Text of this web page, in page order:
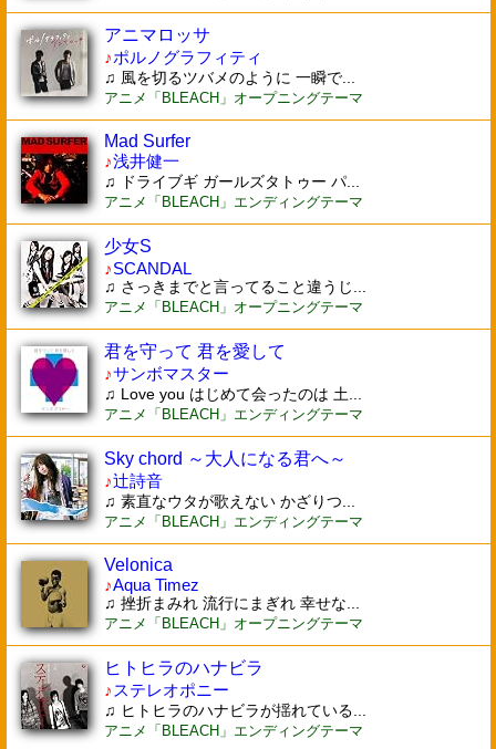
アニマロッサ
♪ポルノグラフィティ
♫ 風を切るツバメのように 一瞬で...
アニメ「BLEACH」オープニングテーマ
Mad Surfer
♪浅井健一
♫ ドライブギ ガールズタトゥー パ...
アニメ「BLEACH」エンディングテーマ
少女S
♪SCANDAL
♫ さっきまでと言ってること違うじ...
アニメ「BLEACH」オープニングテーマ
君を守って 君を愛して
♪サンボマスター
♫ Love you はじめて会ったのは 土...
アニメ「BLEACH」エンディングテーマ
Sky chord ～大人になる君へ～
♪辻詩音
♫ 素直なウタが歌えない かざりつ...
アニメ「BLEACH」エンディングテーマ
Velonica
♪Aqua Timez
♫ 挫折まみれ 流行にまぎれ 幸せな...
アニメ「BLEACH」オープニングテーマ
ヒトヒラのハナビラ
♪ ステレオポニー
♫ ヒトヒラのハナビラが揺れている...
アニメ「BLEACH」エンディングテーマ